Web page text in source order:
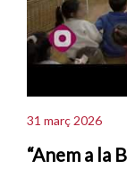
31 març 2026
“Anem a la